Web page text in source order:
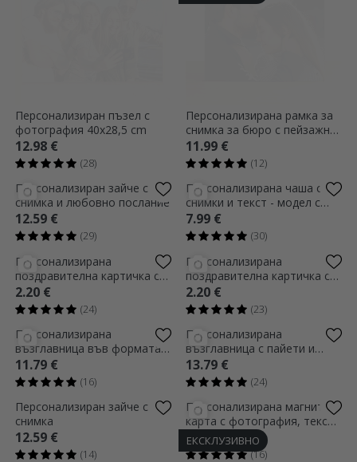
Персонализиран пъзел с
фотография 40x28,5 cm
12.98 €
(28)
Персонализирана рамка за
снимка за бюро с пейзажна
снимка
11.99 €
(12)
Персонализиран зайче с
снимка и любовно послание
12.59 €
(29)
Персонализирана чаша с 3
снимки и текст - модел с
дръжка във формата на
сърце
7.99 €
(30)
Персонализирана
поздравителна картичка с
бухал и сърце
2.20 €
(24)
Персонализирана
поздравителна картичка с
фотографии - Любов
2.20 €
(23)
Персонализирана
възглавница във формата
на сърце с 2 снимки
11.79 €
(16)
Персонализирана
възглавница с пайети и
снимка - Обичам те
13.79 €
(24)
Персонализиран зайче с
снимка
12.59 €
(14)
ЕКСКЛУЗИВНО
Персонализирана магнитна
карта с фотография, текст
и QR код - Нашата песен
3.99 €
(16)